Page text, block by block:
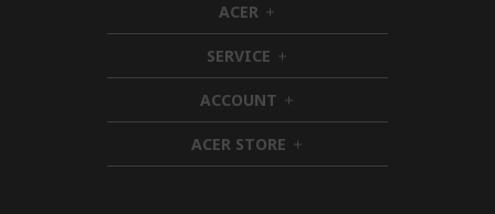
ACER h
i
d
d
e
n
SERVICE h
i
d
d
e
n
ACCOUNT h
i
d
d
ACER STORE h
i